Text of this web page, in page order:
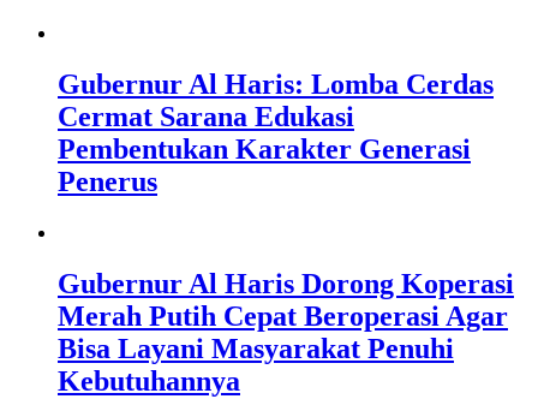
Gubernur Al Haris: Lomba Cerdas
Cermat Sarana Edukasi
Pembentukan Karakter Generasi
Penerus
Gubernur Al Haris Dorong Koperasi
Merah Putih Cepat Beroperasi Agar
Bisa Layani Masyarakat Penuhi
Kebutuhannya